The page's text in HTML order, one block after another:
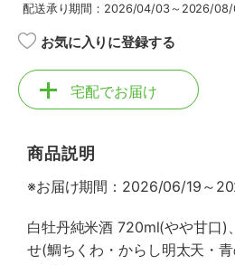
配送承り期間：2026/04/03～2026/
お気に入りに登録する
宅配でお届け
商品説明
※お届け期間：2026/06/19～
白牡丹純米酒 720ml(やや甘口)
せ(鯛ちくわ・からし明太天・